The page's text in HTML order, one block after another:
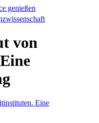
genießen
von